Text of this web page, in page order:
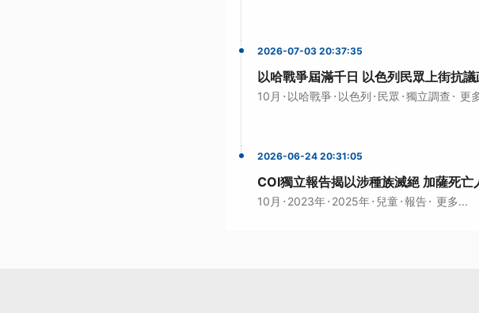
2026-07-03 20:37:35
以哈戰爭屆滿千日 以色列民眾上街抗
10月 · 以哈戰爭· 以色列 · 民眾 ·獨立調查 · 更
2026-06-24 20:31:05
COI獨立報告揭以涉種族滅絕 加薩死
10月 · 2023年· 2025年· 兒童·報告· 更多...